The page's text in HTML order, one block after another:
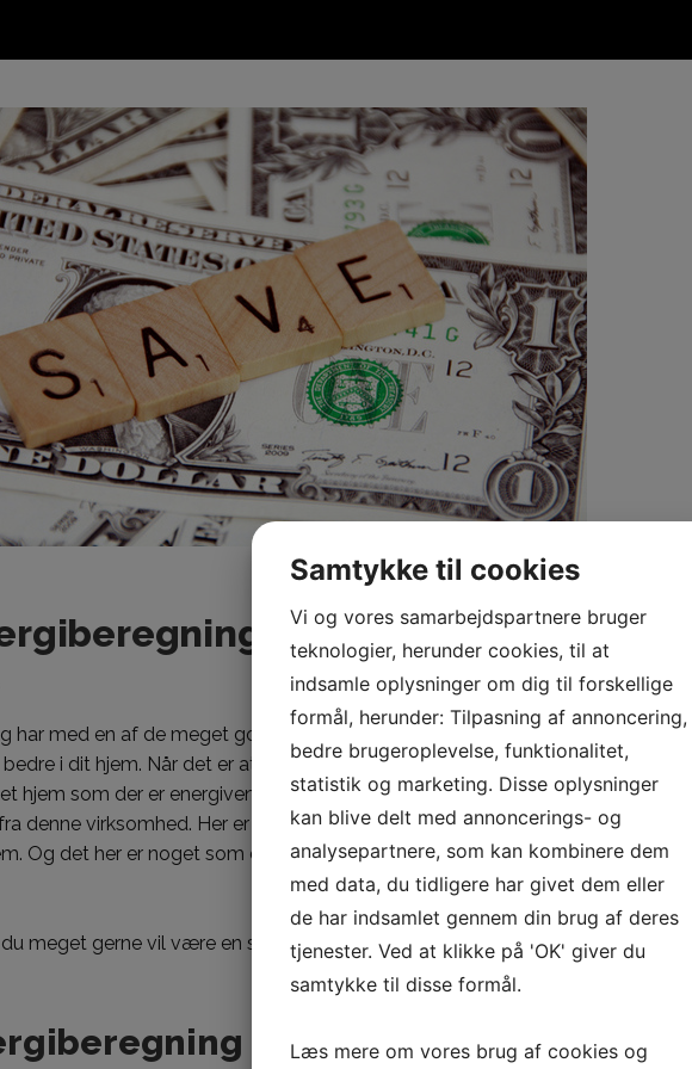
gør meget
har med en af de meget gode energiberegning at gøre, så er der mange ting
i dit hjem. Når det er at man i dag skal have et moderne hjem. Så kan man
hjem som der er energivenlig. Og et hjem som der er lavet en perfekt
denne virksomhed. Her er det her en beregning som du kan få selv hvis du
Og det her er noget som der er det hele værd, fordi der er mange gode
meget gerne vil være en stor del af i dag? Så syntes jeg at du skal læse med
gør meget
Samtykke til cookies
Vi og vores samarbejdspartnere bruger
teknologier, herunder cookies, til at
indsamle oplysninger om dig til forskellige
formål, herunder: Tilpasning af annoncering,
bedre brugeroplevelse, funktionalitet,
statistik og marketing. Disse oplysninger
kan blive delt med annoncerings- og
analysepartnere, som kan kombinere dem
med data, du tidligere har givet dem eller
de har indsamlet gennem din brug af deres
tjenester. Ved at klikke på 'OK' giver du
samtykke til disse formål.
Læs mere om vores brug af cookies og